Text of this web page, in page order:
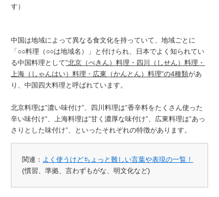
す）
中国は地域によって異なる食文化を持っていて、地域ごとに
「○○料理（○○は地域名）」と付けられ、日本でよく知られてい
る中国料理として”北京（ぺきん）料理・四川（しせん）料理・
上海（しゃんはい）料理・広東（かんとん）料理”の4種類があ
り、中国四大料理と呼ばれています。
北京料理は”濃い味付け”、四川料理は”香辛料をたくさん使った
辛い味付け”、上海料理は”甘く濃厚な味付け”、広東料理は”あっ
さりとした味付け”、といったそれぞれの特徴があります。
関連： よく使うけどちょっと難しい言葉や表現の一覧！
(慣習、準拠、言わずもがな、明文化など)